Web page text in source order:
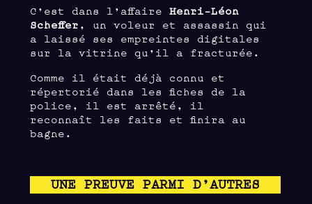
C’est dans l’affaireHenri-Léon
Scheffer , un voleur et assassin qui
a laissé ses empreintes digitales
sur la vitrine qu’il a fracturée.
Comme il était déjà connu et
répertorié dans les fiches de la
police, il est arrêté, il
reconnaît les faits et finira au
bagne.
UNE PREUVE PARMI D’AUTRES